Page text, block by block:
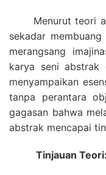
Menurut teori
sekadar
merangsang
karya seni abstrak
menyampaikan
tanpa perantara
gagasan bahwa
abstrak mencapai
Tinjauan